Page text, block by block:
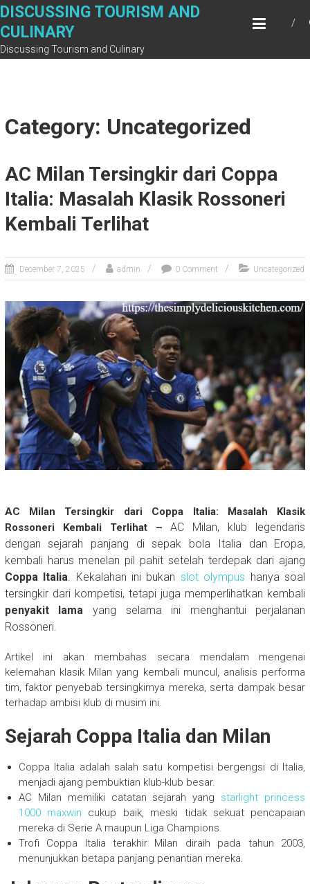
Skip
content
DISCUSSING TOURISM AND
CULINARY
Discussing Tourism and Culinary
Category: Uncategorized
AC Milan Tersingkir dari Coppa
Italia: Masalah Klasik Rossoneri
Kembali Terlihat
December 7, 2025 admin 0 Comment Uncategorized
AC Milan Tersingkir dari Coppa Italia: Masalah Klasik
Rossoneri Kembali Terlihat –AC Milan, klub legendaris
dengan sejarah panjang di sepak bola Italia dan Eropa,
kembali harus menelan pil pahit setelah terdepak dari ajang
Coppa Italia. Kekalahan ini bukan slot olympus hanya soal
tersingkir dari kompetisi, tetapi juga memperlihatkan kembali
penyakit lama yang selama ini menghantui perjalanan
Rossoneri.
Artikel ini akan membahas secara mendalam mengenai
kelemahan klasik Milan yang kembali muncul, analisis performa
tim, faktor penyebab tersingkirnya mereka, serta dampak besar
terhadap ambisi klub di musim ini.
Sejarah Coppa Italia dan Milan
Coppa Italia adalah salah satu kompetisi bergengsi di Italia,
menjadi ajang pembuktian klub-klub besar.
AC Milan memiliki catatan sejarah yang starlight princess
1000 maxwin cukup baik, meski tidak sekuat pencapaian
mereka di Serie A maupun Liga Champions.
Trofi Coppa Italia terakhir Milan diraih pada tahun 2003,
menunjukkan betapa panjang penantian mereka.